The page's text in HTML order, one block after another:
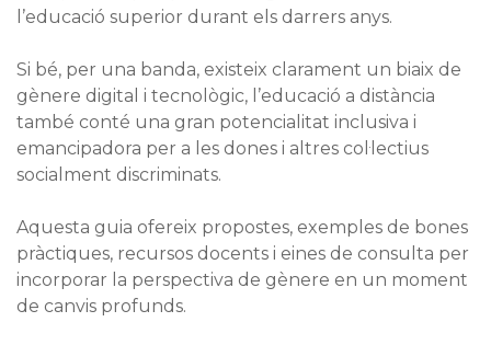
l’educació superior durant els darrers anys.
Si bé, per una banda, existeix clarament un biaix de
gènere digital i tecnològic, l’educació a distància
també conté una gran potencialitat inclusiva i
emancipadora per a les dones i altres col·lectius
socialment discriminats.
Aquesta guia ofereix propostes, exemples de bones
pràctiques, recursos docents i eines de consulta per
incorporar la perspectiva de gènere en un moment
de canvis profunds.